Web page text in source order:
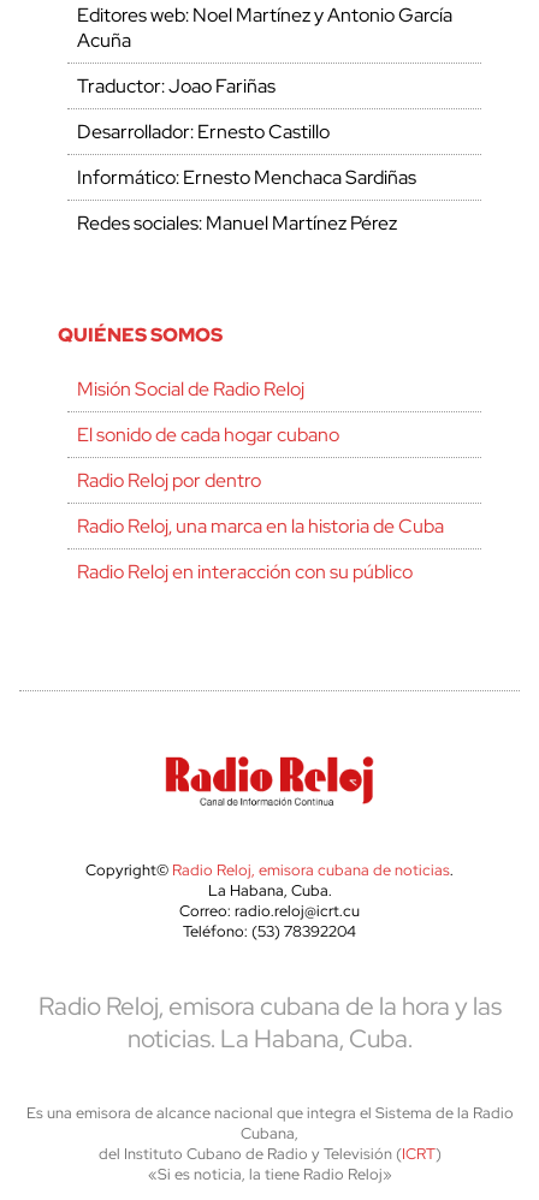
Editores web: Noel Martínez y Antonio García
Acuña
Traductor: Joao Fariñas
Desarrollador: Ernesto Castillo
Informático: Ernesto Menchaca Sardiñas
Redes sociales: Manuel Martínez Pérez
QUIÉNES SOMOS
Misión Social de Radio Reloj
El sonido de cada hogar cubano
Radio Reloj por dentro
Radio Reloj, una marca en la historia de Cuba
Radio Reloj en interacción con su público
Copyright© Radio Reloj, emisora cubana de noticias.
La Habana, Cuba.
Correo: radio.reloj@icrt.cu
Teléfono: (53) 78392204
Radio Reloj, emisora cubana de la hora y las
noticias. La Habana, Cuba.
Es una emisora de alcance nacional que integra el Sistema de la Radio
Cubana,
del Instituto Cubano de Radio y Televisión (ICRT)
«Si es noticia, la tiene Radio Reloj»